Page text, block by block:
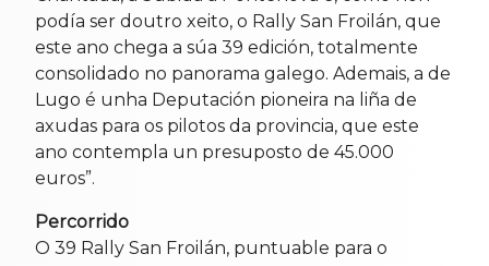
podía ser doutro xeito, o Rally San Froilán, que
este ano chega a súa 39 edición, totalmente
consolidado no panorama galego. Ademais, a de
Lugo é unha Deputación pioneira na liña de
axudas para os pilotos da provincia, que este
ano contempla un presuposto de 45.000
euros”.
Percorrido
O 39 Rally San Froilán, puntuable para o